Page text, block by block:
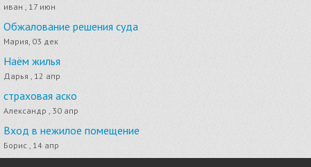
иван , 17 июн
Обжалование решения суда
Мария, 03 дек
Наём жилья
Дарья , 12 апр
страховая аско
Александр , 30 апр
Вход в нежилое помещение
Борис , 14 апр